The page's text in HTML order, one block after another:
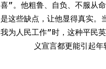
喜”。他粗鲁、自负、不服从
是这些缺点，让他显得真实。
我为人民工作”时，这种平民
义宣言都更能引起年